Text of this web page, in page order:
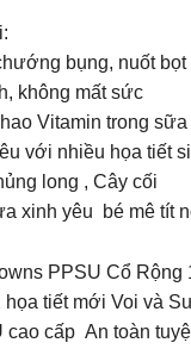
bụng, nuốt bọt
không mất sức
Vitamin trong sữa
với nhiều họa tiết
long , Cây cối
xinh yêu bé mê tít
PPSU Cổ Rộng
họa tiết mới Voi và
cao cấp An toàn